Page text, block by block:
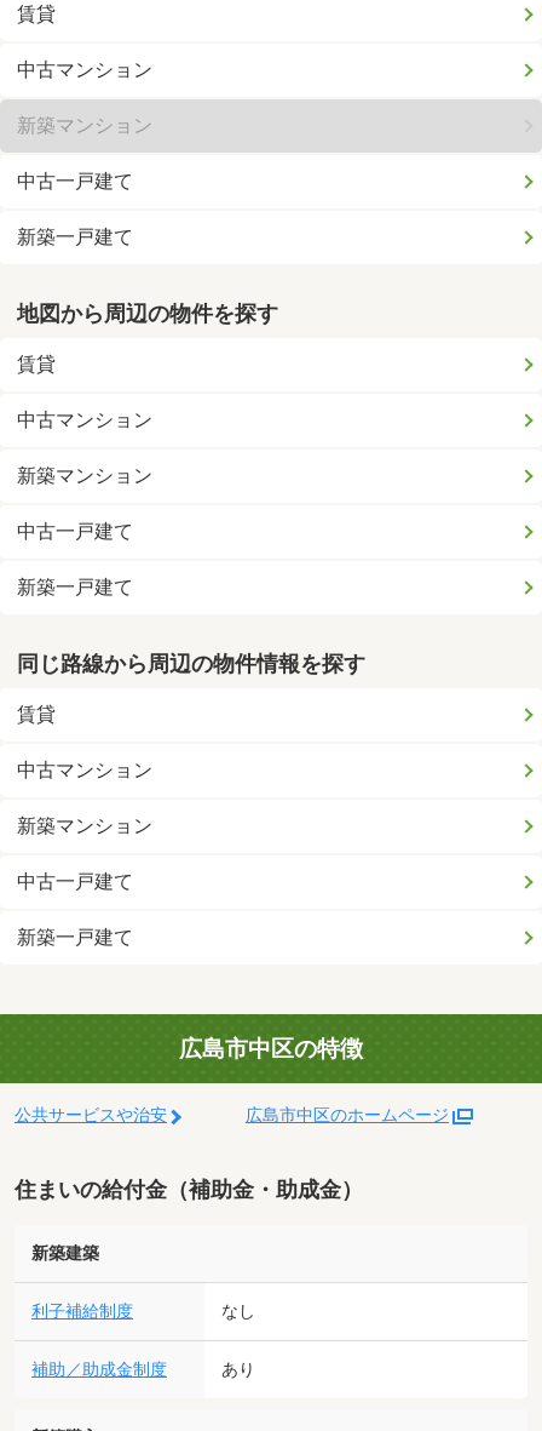
賃貸
中古マンション
新築マンション
中古一戸建て
新築一戸建て
地図から周辺の物件を探す
賃貸
中古マンション
新築マンション
中古一戸建て
新築一戸建て
同じ路線から周辺の物件情報を探す
賃貸
中古マンション
新築マンション
中古一戸建て
新築一戸建て
広島市中区の特徴
公共サービスや治安 広島市中区のホームページ
住まいの給付金（補助金・助成金）
新築建築
利子補給制度 なし
補助／助成金制度 あり